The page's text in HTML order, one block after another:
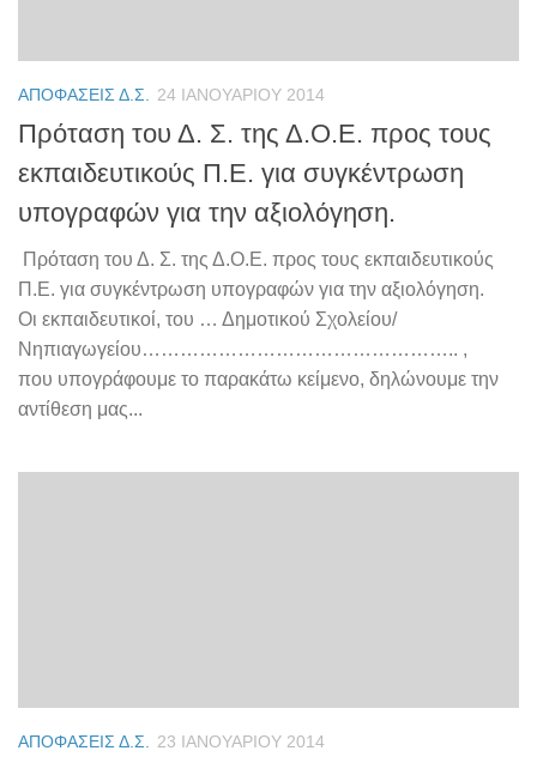
ΑΠΟΦΆΣΕΙΣ Δ.Σ. 24 ΙΑΝΟΥΑΡΊΟΥ 2014
Πρόταση του Δ. Σ. της Δ.Ο.Ε. προς τους
εκπαιδευτικούς Π.Ε. για συγκέντρωση
υπογραφών για την αξιολόγηση.
Πρόταση του Δ. Σ. της Δ.Ο.Ε. προς τους εκπαιδευτικούς
Π.Ε. για συγκέντρωση υπογραφών για την αξιολόγηση.
Οι εκπαιδευτικοί, του … Δημοτικού Σχολείου/
Νηπιαγωγείου………………………………………….. ,
που υπογράφουμε το παρακάτω κείμενο, δηλώνουμε την
αντίθεση μας...
ΑΠΟΦΆΣΕΙΣ Δ.Σ. 23 ΙΑΝΟΥΑΡΊΟΥ 2014